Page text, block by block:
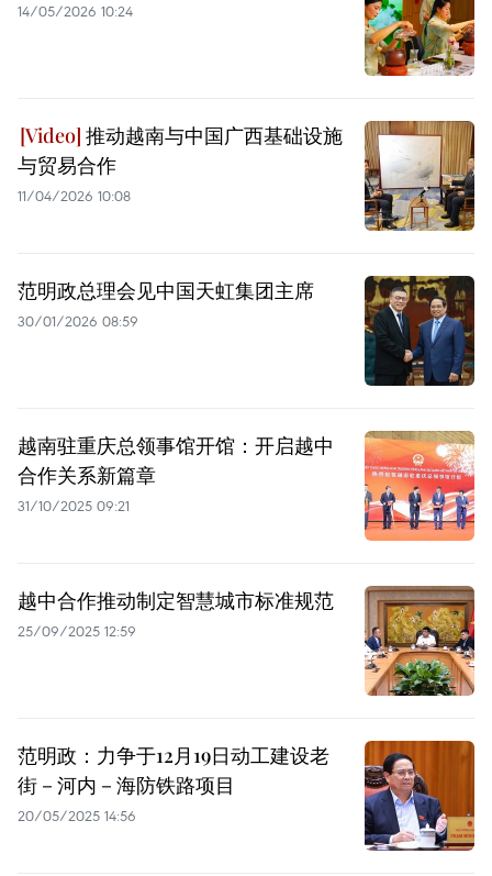
14/05/2026 10:24
推动越南与中国广西基础设施
与贸易合作
11/04/2026 10:08
范明政总理会见中国天虹集团主席
30/01/2026 08:59
越南驻重庆总领事馆开馆：开启越中
合作关系新篇章
31/10/2025 09:21
越中合作推动制定智慧城市标准规范
25/09/2025 12:59
范明政：力争于12月19日动工建设老
街－河内－海防铁路项目
20/05/2025 14:56